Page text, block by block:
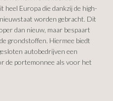
Europa die dankzij de high-
worden gebracht. Dit
dan nieuw, maar bespaart
grondstoffen. Hiermee biedt
autobedrijven een
de portemonnee als voor het